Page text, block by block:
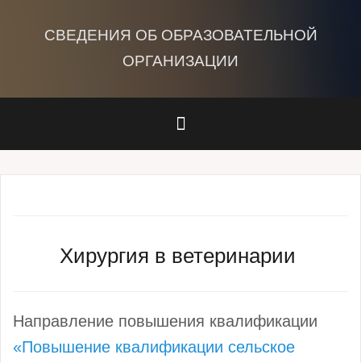
СВЕДЕНИЯ ОБ ОБРАЗОВАТЕЛЬНОЙ
ОРГАНИЗАЦИИ
Хирургия в ветеринарии
Направление повышения квалификации
«Повышение квалификации сельское